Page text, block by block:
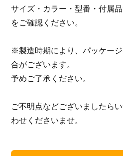
サイズ・カラー・型番・付属
をご確認ください。
※製造時期により、パッケー
合がございます。
予めご了承ください。
ご不明点などございましたら
わせくださいませ。